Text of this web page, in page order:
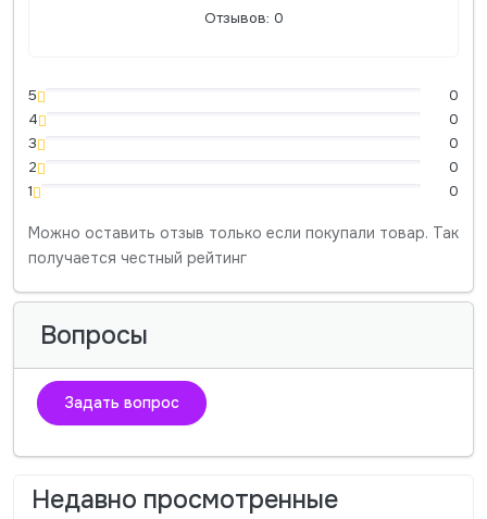
Отзывов: 0
5
0
4
0
3
0
2
0
1
0
Можно оставить отзыв только если покупали товар. Так
получается честный рейтинг
Вопросы
Задать вопрос
Недавно просмотренные